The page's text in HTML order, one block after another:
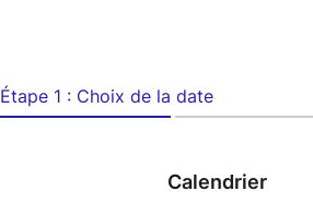
Étape 1 : Choix de la date
Calendrier